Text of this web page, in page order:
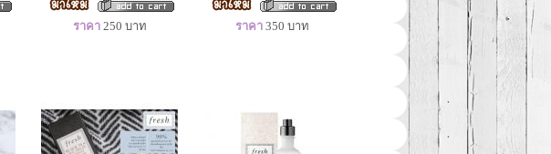
ราคา 250 บาท ราคา 350 บาท